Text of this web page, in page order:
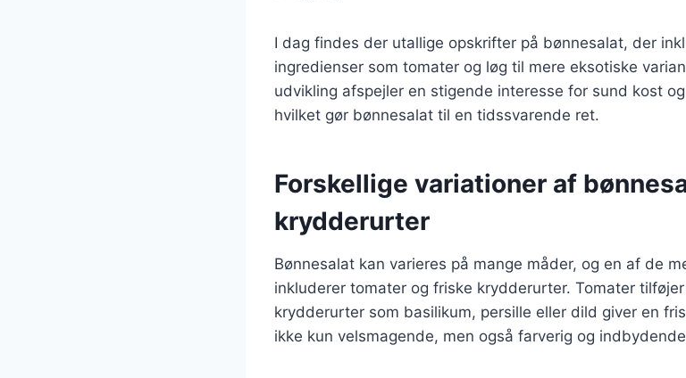
I dag findes der utallige opskrifter på bønnesalat, der
ingredienser som tomater og løg til mere eksotiske
udvikling afspejler en stigende interesse for sund kost
hvilket gør bønnesalat til en tidssvarende ret.
Forskellige variationer af
krydderurter
Bønnesalat kan varieres på mange måder, og en af de
inkluderer tomater og friske krydderurter. Tomater
krydderurter som basilikum, persille eller dild giver en
ikke kun velsmagende, men også farverig og